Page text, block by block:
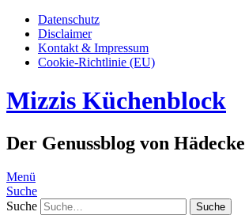
Datenschutz
Disclaimer
Kontakt & Impressum
Cookie-Richtlinie (EU)
Mizzis Küchenblock
Der Genussblog von Hädecke
Menü
Suche
Suche